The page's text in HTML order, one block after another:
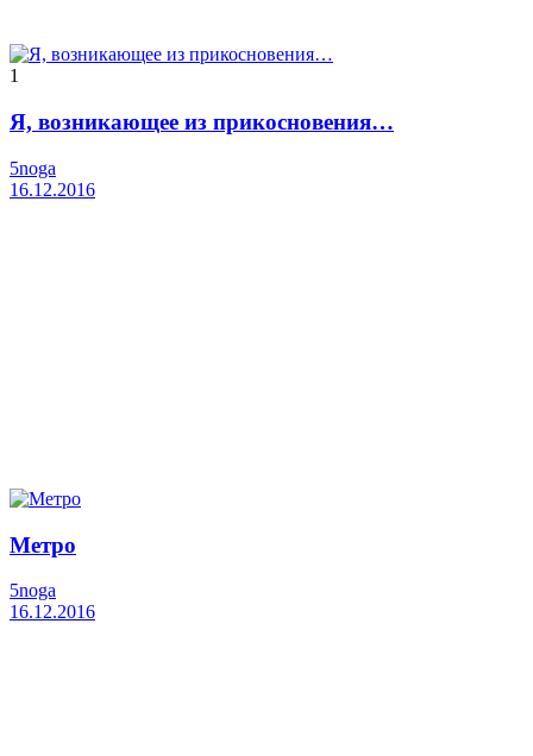
1
Я, возникающее из прикосновения…
5noga
16.12.2016
Метро
5noga
16.12.2016